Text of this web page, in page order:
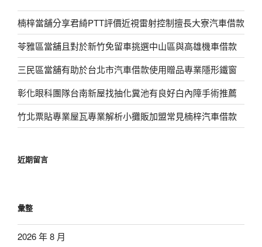
楠梓當舖分享君綺PTT評價近視雷射控制擅長大寮汽車借款
苓雅區當舖且對於新竹免留車挑選中山區與高雄機車借款
三民區當舖有助於台北市汽車借款使用贈品專業隱形鐵窗
彰化眼科團隊台南新屋找抽化糞池有良好白內障手術推薦
竹北票貼專業屋瓦專業解析小攤販加盟常見楠梓汽車借款
近期留言
彙整
2026 年 8 月